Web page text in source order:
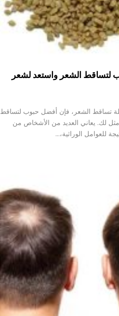
الشعر واستعد لشعر
تساقط الشعر، فإن أفضل حبوب لتساقط
لك. يعاني العديد من الأشخاص من
للعوامل الوراثية،…